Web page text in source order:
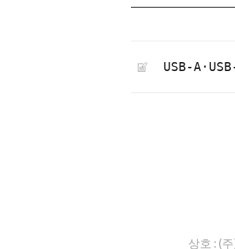
USB-
상호 : (